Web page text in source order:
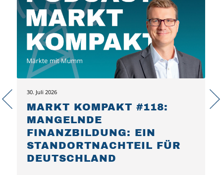
MARKT KOMPAKT #118:
MANGELNDE
FINANZBILDUNG: EIN
STANDORTNACHTEIL FÜR
DEUTSCHLAND
30. Juli 2026